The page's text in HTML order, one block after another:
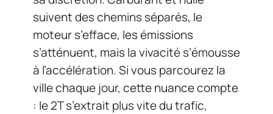
suivent des chemins séparés, le
moteur s’efface, les émissions
s’atténuent, mais la vivacité s’émousse
à l’accélération. Si vous parcourez la
ville chaque jour, cette nuance compte
: le 2T s’extrait plus vite du trafic,